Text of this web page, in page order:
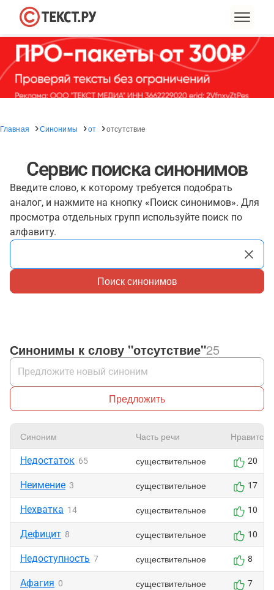
Главная Синонимы от отсутствие
Сервис поиска синонимов
Введите слово, к которому требуется подобрать
аналог, и нажмите на кнопку «Поиск синонимов». Для
просмотра отдельных групп используйте поиск по
алфавиту.
Поиск синонимов
Синонимы к слову "отсутствие"25
Предложить
Синоним Часть речи Нравится
Недостаток 65 существительное 20
Неимение 3 существительное 17
Нехватка 14 существительное 10
Дефицит 8 существительное 10
Недоступность 7 существительное 8
Афагия 0 существительное 7